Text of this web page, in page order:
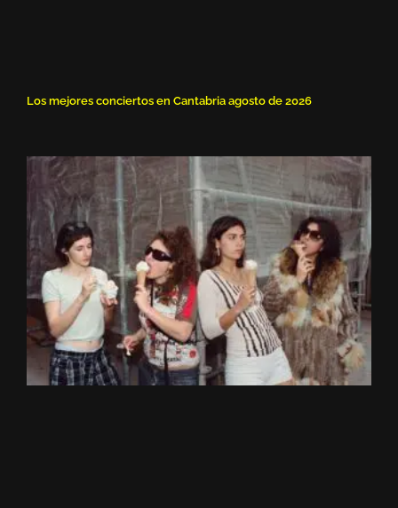
Los mejores conciertos en Cantabria agosto de 2026